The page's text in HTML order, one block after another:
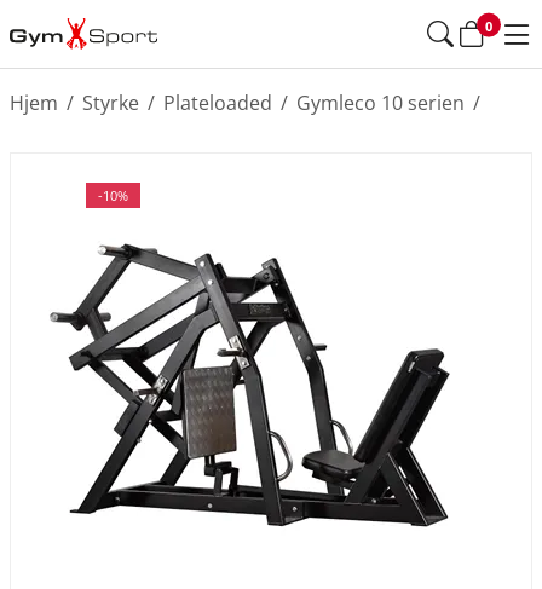
0
/
Hjem /
Styrke /
Plateloaded /
Gymleco 10 serien
-10%